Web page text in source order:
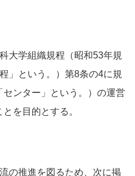
大学組織規程（昭和53年規
」という。）第8条の4に規
ンター」という。）の運営
を目的とする。
の推進を図るため、次に掲